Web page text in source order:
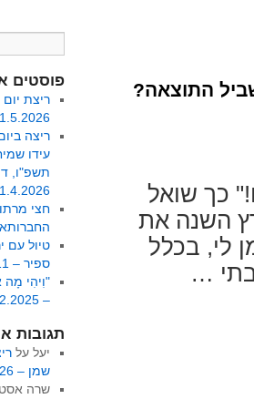
התוצאה?
כך שואל
השנה את
לי, בכלל
…
פוסטים
ריצת
ריצה
עידו
תשפ"ו,
חצי
החברותא –
טיול עם
ספיר – 11–12 בינואר 2026
"וִיהִי מָה
– 7.12.2025
תגובות
יעלעל
שמן – 21.5.2026
שרה